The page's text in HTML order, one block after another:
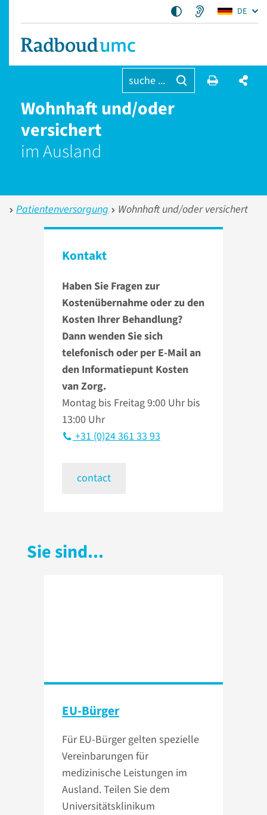
DE
suche ...
Wohnhaft und/oder
versichert
im Ausland
Patientenversorgung Wohnhaft und/oder versichert
Kontakt
Haben Sie Fragen zur
Kostenübernahme oder zu den
Kosten Ihrer Behandlung?
Dann wenden Sie sich
telefonisch oder per E-Mail an
den Informatiepunt Kosten
van Zorg.
Montag bis Freitag 9:00 Uhr bis
13:00 Uhr
+31 (0)24 361 33 93
contact
Sie sind...
EU-Bürger
Für EU-Bürger gelten spezielle
Vereinbarungen für
medizinische Leistungen im
Ausland. Teilen Sie dem
Universitätsklinikum